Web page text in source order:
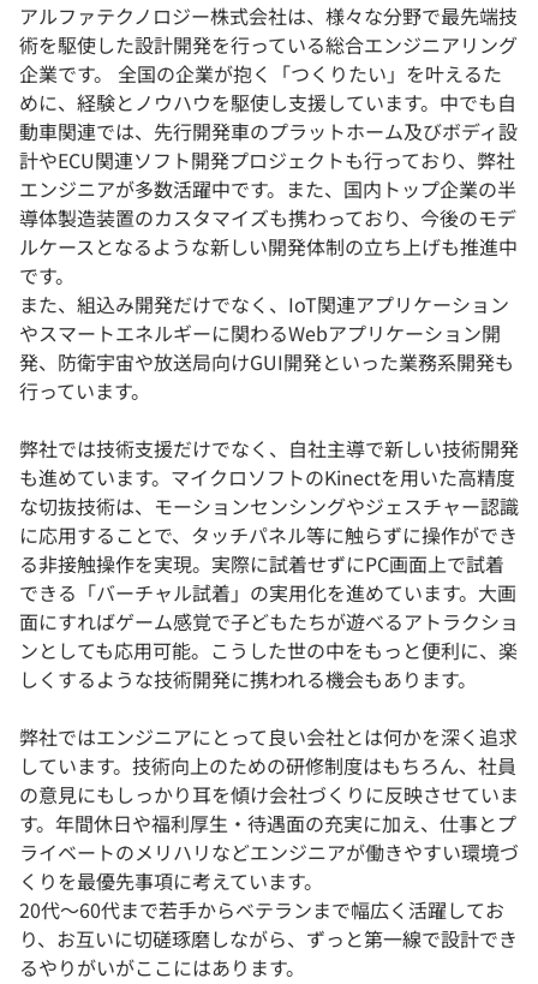
学校向けプラン
契約内容・クーポン
アルファテクノロジー株式会社は、様々な分野で最先端技
術を駆使した設計開発を行っている総合エンジニアリング
企業です。 全国の企業が抱く「つくりたい」を叶えるた
めに、経験とノウハウを駆使し支援しています。中でも自
動車関連では、先行開発車のプラットホーム及びボディ設
計やECU関連ソフト開発プロジェクトも行っており、弊社
エンジニアが多数活躍中です。また、国内トップ企業の半
導体製造装置のカスタマイズも携わっており、今後のモデ
ルケースとなるような新しい開発体制の立ち上げも推進中
です。
また、組込み開発だけでなく、IoT関連アプリケーション
やスマートエネルギーに関わるWebアプリケーション開
発、防衛宇宙や放送局向けGUI開発といった業務系開発も
行っています。
弊社では技術支援だけでなく、自社主導で新しい技術開発
も進めています。マイクロソフトのKinectを用いた高精度
な切抜技術は、モーションセンシングやジェスチャー認識
に応用することで、タッチパネル等に触らずに操作ができ
る非接触操作を実現。実際に試着せずにPC画面上で試着
できる「バーチャル試着」の実用化を進めています。大画
面にすればゲーム感覚で子どもたちが遊べるアトラクショ
ンとしても応用可能。こうした世の中をもっと便利に、楽
しくするような技術開発に携われる機会もあります。
弊社ではエンジニアにとって良い会社とは何かを深く追求
しています。技術向上のための研修制度はもちろん、社員
の意見にもしっかり耳を傾け会社づくりに反映させていま
す。年間休日や福利厚生・待遇面の充実に加え、仕事とプ
ライベートのメリハリなどエンジニアが働きやすい環境づ
くりを最優先事項に考えています。
20代～60代まで若手からベテランまで幅広く活躍してお
り、お互いに切磋琢磨しながら、ずっと第一線で設計でき
るやりがいがここにはあります。